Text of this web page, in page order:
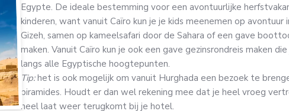
Egypte. De ideale bestemming voor een avontuurlijke
kinderen, want vanuit Caïro kun je je kids meenemen op avontuur
Gizeh, samen op kameelsafari door de Sahara of een gave
maken. Vanuit Caïro kun je ook een gave gezinsrondreis maken
langs alle Egyptische hoogtepunten.
Tip:het is ook mogelijk om vanuit Hurghada een bezoek te
piramides. Houdt er dan wel rekening mee dat je heel vroeg
heel laat weer terugkomt bij je hotel.